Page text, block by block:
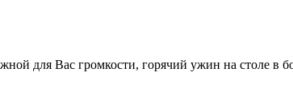
для Вас громкости, горячий ужин на столе в